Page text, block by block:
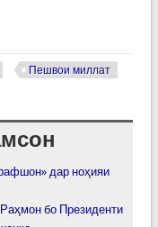
Пешвои миллат
дар ноҳияи
бо Президенти